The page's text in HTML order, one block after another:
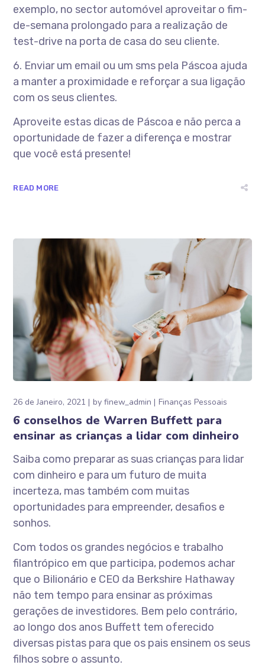
exemplo, no sector automóvel aproveitar o fim-
de-semana prolongado para a realização de
test-drive na porta de casa do seu cliente.
6. Enviar um email ou um sms pela Páscoa ajuda
a manter a proximidade e reforçar a sua ligação
com os seus clientes.
Aproveite estas dicas de Páscoa e não perca a
oportunidade de fazer a diferença e mostrar
que você está presente!
READ MORE
26 de Janeiro, 2021 byfinew_admin Finanças Pessoais
6 conselhos de Warren Buffett para
ensinar as crianças a lidar com dinheiro
Saiba como preparar as suas crianças para lidar
com dinheiro e para um futuro de muita
incerteza, mas também com muitas
oportunidades para empreender, desafios e
sonhos.
Com todos os grandes negócios e trabalho
filantrópico em que participa, podemos achar
que o Bilionário e CEO da Berkshire Hathaway
não tem tempo para ensinar as próximas
gerações de investidores. Bem pelo contrário,
ao longo dos anos Buffett tem oferecido
diversas pistas para que os pais ensinem os seus
filhos sobre o assunto.